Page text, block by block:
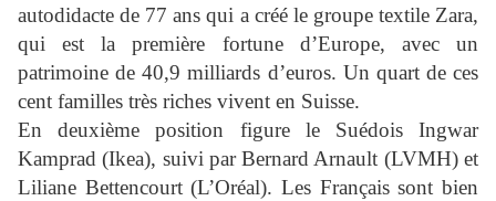
autodidacte de 77 ans qui a créé le groupe textile Zara,
qui est la première fortune d’Europe, avec un
patrimoine de 40,9 milliards d’euros. Un quart de ces
cent familles très riches vivent en Suisse.
En deuxième position figure le Suédois Ingwar
Kamprad (Ikea), suivi par Bernard Arnault (LVMH) et
Liliane Bettencourt (L’Oréal). Les Français sont bien